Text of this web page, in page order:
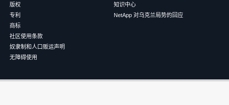
版权
专利
商标
社区使用条款
奴隶制和人口贩运声明
无障碍使用
知识中心
NetApp 对乌克兰局势的回应